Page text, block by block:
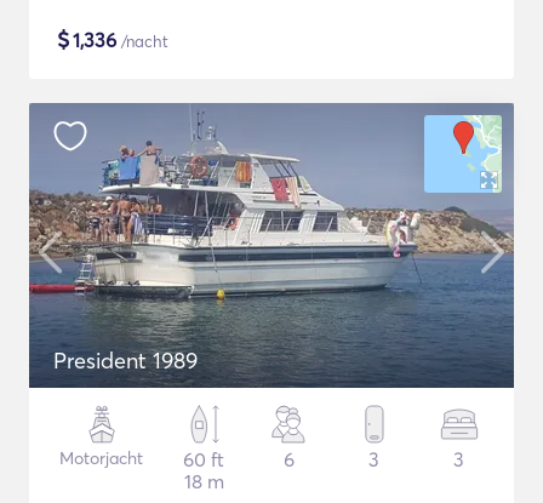
$1,336 /nacht
President 1989
Motorjacht
60 ft
18 m
6 3 3